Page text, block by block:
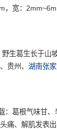
，宽：
生葛生长于山
贵州、 湖南张
葛根气味甘、
痛、解肌发表